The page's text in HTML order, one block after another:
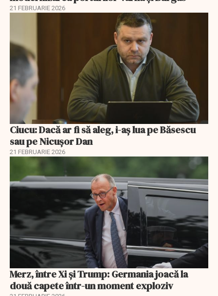
21 FEBRUARIE 2026
Ciucu: Dacă ar fi să aleg, i-aș lua pe Băsescu
sau pe Nicușor Dan
21 FEBRUARIE 2026
Merz, între Xi și Trump: Germania joacă la
două capete într-un moment exploziv